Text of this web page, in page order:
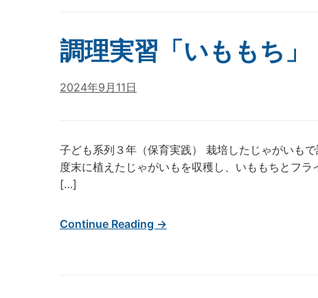
調理実習「いももち」
2024年9月11日
子ども系列３年（保育実践） 栽培したじゃがいも
度末に植えたじゃがいもを収穫し、いももちとフ
[…]
Continue Reading →